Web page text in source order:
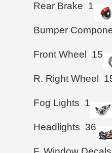
Rear Brake 1
Bumper
Front Wheel 15
R. Right Wheel
Fog Lights 1
Headlights 36